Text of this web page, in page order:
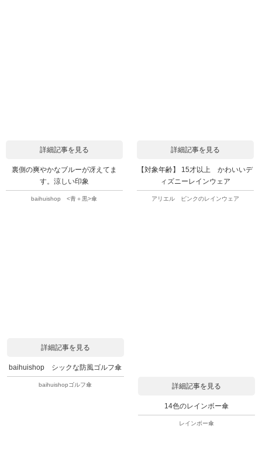
詳細記事を見る
裏側の爽やかなブルーが冴えてま
す。涼しい印象
baihuishop <青＋黒>傘
詳細記事を見る
【対象年齢】 15才以上 かわいいデ
ィズニーレインウェア
アリエル ピンクのレインウェア
詳細記事を見る
baihuishop シックな防風ゴルフ傘
baihuishopゴルフ傘 詳細記事を見る
14色のレインボー傘
レインボー傘